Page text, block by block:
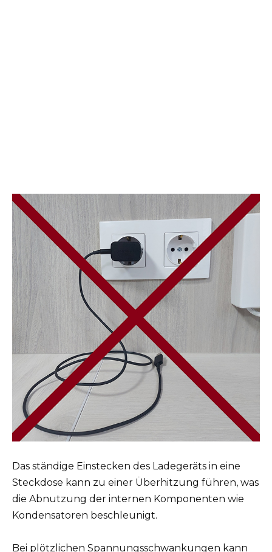
Das ständige Einstecken des Ladegeräts in eine
Steckdose kann zu einer Überhitzung führen, was
die Abnutzung der internen Komponenten wie
Kondensatoren beschleunigt.
Bei plötzlichen Spannungsschwankungen kann